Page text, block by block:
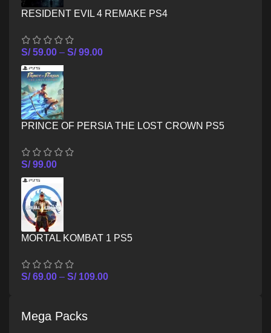
RESIDENT EVIL 4 REMAKE PS4
S/59.00 – S/99.00
PRINCE OF PERSIA THE LOST CROWN PS5
S/99.00
MORTAL KOMBAT 1 PS5
S/69.00 – S/109.00
Mega Packs